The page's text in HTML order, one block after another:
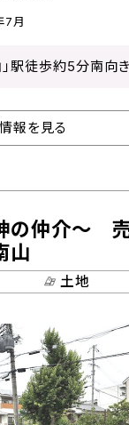
7月
駅徒歩約5分南向
報を見る
の仲介～
山
土地